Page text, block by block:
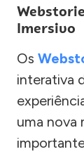
Imersivo
Os
interativa
uma nova